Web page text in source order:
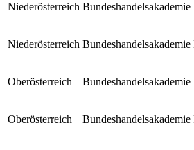
Niederösterreich
Niederösterreich
Oberösterreich Bundeshandelsakademie
Oberösterreich Bundeshandelsakademie